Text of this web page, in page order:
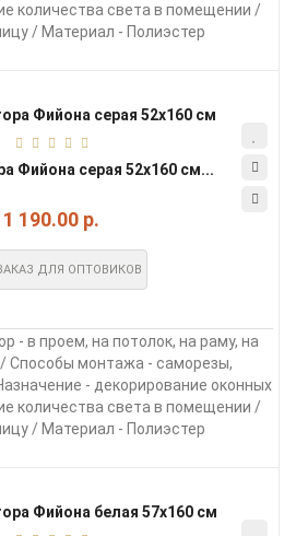
количества света в помещении /
/ Материал - Полиэстер
Фийона серая 52х160 см...
1 190.00 р.
ДЛЯ ОПТОВИКОВ
- в проем, на потолок, на раму, на
/ Способы монтажа - саморезы,
- декорирование оконных
количества света в помещении /
/ Материал - Полиэстер